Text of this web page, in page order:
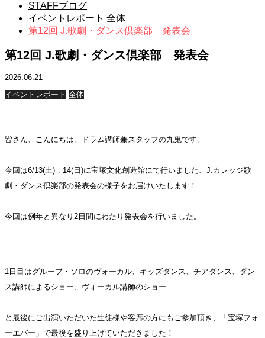
STAFFブログ
イベントレポート 全体
第12回 J.歌劇・ダンス倶楽部 発表会
第12回 J.歌劇・ダンス倶楽部 発表会
2026.06.21
イベントレポート 全体
皆さん、こんにちは。ドラム講師兼スタッフの九鬼です。
今回は6/13(土)，14(日)に宝塚文化創造館にて行いました、J.カレッジ歌
劇・ダンス倶楽部の発表会の様子をお届けいたします！
今回は例年と異なり2日間にわたり発表会を行いました。
1日目はグループ・ソロのヴォーカル、キッズダンス、チアダンス、ダン
ス講師によるショー、ヴォーカル講師のショー
と最後にご出演いただいた生徒様や客席の方にもご参加頂き、「宝塚フォ
ーエバー」で最後を盛り上げていただきました！